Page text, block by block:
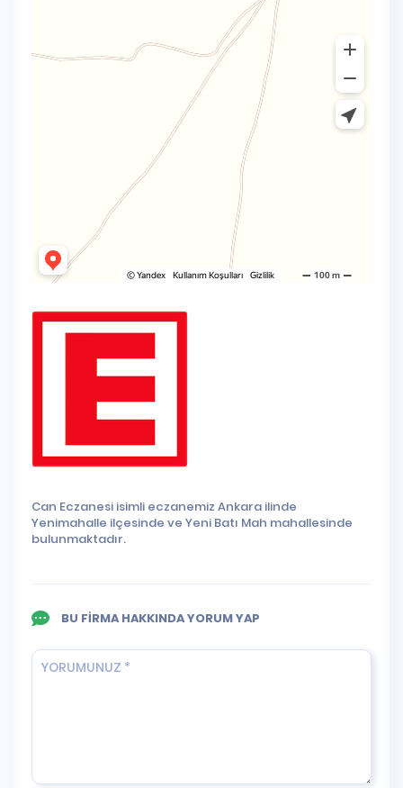
Can Eczanesi isimli eczanemiz Ankara ilinde
Yenimahalle ilçesinde ve Yeni Batı Mah mahallesinde
bulunmaktadır.
BU FİRMA HAKKINDA YORUM YAP